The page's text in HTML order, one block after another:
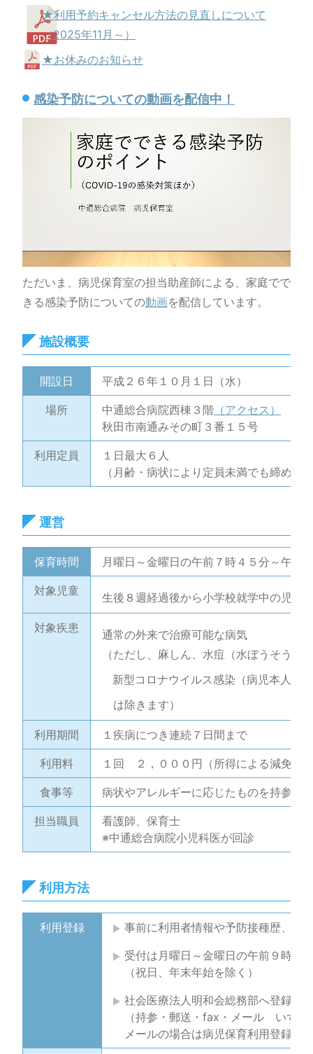
★利用予約キャンセル方法の見直しについて
（2025年11月～）
★お休みのお知らせ
感染予防についての動画を配信中！
ただいま、病児保育室の担当助産師による、家庭でで
きる感染予防についての動画を配信しています。
施設概要
開設日 平成２６年１０月１日（水）
場所 中通総合病院西棟３階 （アクセス）
秋田市南通みその町３番１５号
利用定員
１日最大６人
（月齢・病状により定員未満でも締め切
運営
保育時間 月曜日～金曜日の午前７時４５分～午後
対象児童 生後８週経過後から小学校就学中の児童
対象疾患
通常の外来で治療可能な病気
（ただし、麻しん、水痘（水ぼうそう）
新型コロナウイルス感染（病児本人ま
は除きます）
利用期間 １疾病につき連続７日間まで
利用料 １回 ２，０００円 （所得による減免あ
食事等 病状やアレルギーに応じたものを持参
担当職員
看護師、保育士
※中通総合病院小児科医が回診
利用方法
利用登録
事前に利用者情報や予防接種歴、ア
受付は月曜日～金曜日の午前９時か
（祝日、年末年始を除く）
社会医療法人明和会総務部へ登録票
（持参・郵送・fax・メール いずれ
メールの場合は病児保育利用登録票